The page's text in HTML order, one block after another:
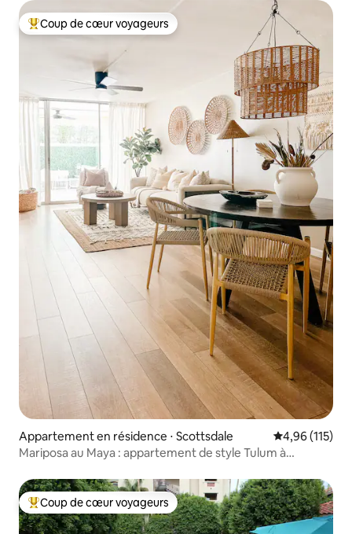
Coups de cœur voyageurs les plus appréciés
Coup de cœur voyageurs
Appartement en résidence ⋅ Scottsdale Évaluation
4,96 (115)
Mariposa au Maya : appartement de style Tulum à
Coups de cœur voyageurs les plus appréciés
Coup de cœur voyageurs